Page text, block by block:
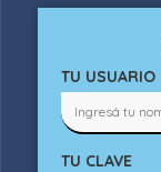
TU USUARIO
TU CLAVE